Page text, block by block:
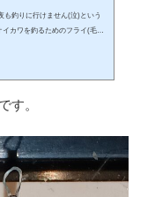
も釣りに行けません(泣)という
カワを釣るためのフライ(毛鉤)
す。